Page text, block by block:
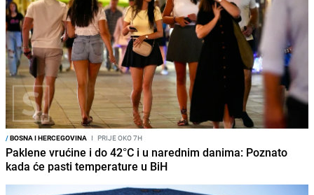
/BOSNA I HERCEGOVINA I PRIJE OKO 7H
Paklene vrućine i do 42°C i u narednim danima: Poznato
kada će pasti temperature u BiH